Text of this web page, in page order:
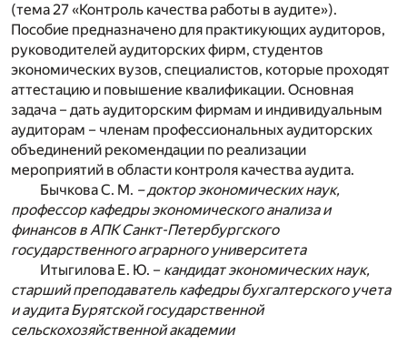
(тема 27 «Контроль качества работы в аудите»).
Пособие предназначено для практикующих аудиторов,
руководителей аудиторских фирм, студентов
экономических вузов, специалистов, которые проходят
аттестацию и повышение квалификации. Основная
задача – дать аудиторским фирмам и индивидуальным
аудиторам – членам профессиональных аудиторских
объединений рекомендации по реализации
мероприятий в области контроля качества аудита.
Бычкова С. М. – доктор экономических наук,
профессор кафедры экономического анализа и
финансов в АПК Санкт-Петербургского
государственного аграрного университета
Итыгилова Е. Ю. – кандидат экономических наук,
старший преподаватель кафедры бухгалтерского учета
и аудита Бурятской государственной
сельскохозяйственной академии